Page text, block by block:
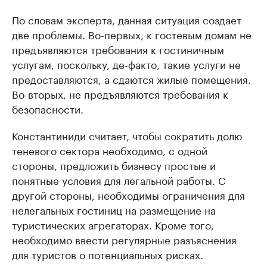
По словам эксперта, данная ситуация создает
две проблемы. Во-первых, к гостевым домам не
предъявляются требования к гостиничным
услугам, поскольку, де-факто, такие услуги не
предоставляются, а сдаются жилые помещения.
Во-вторых, не предъявляются требования к
безопасности.
Константиниди считает, чтобы сократить долю
теневого сектора необходимо, с одной
стороны, предложить бизнесу простые и
понятные условия для легальной работы. С
другой стороны, необходимы ограничения для
нелегальных гостиниц на размещение на
туристических агрегаторах. Кроме того,
необходимо ввести регулярные разъяснения
для туристов о потенциальных рисках.